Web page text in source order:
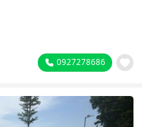
0927278686